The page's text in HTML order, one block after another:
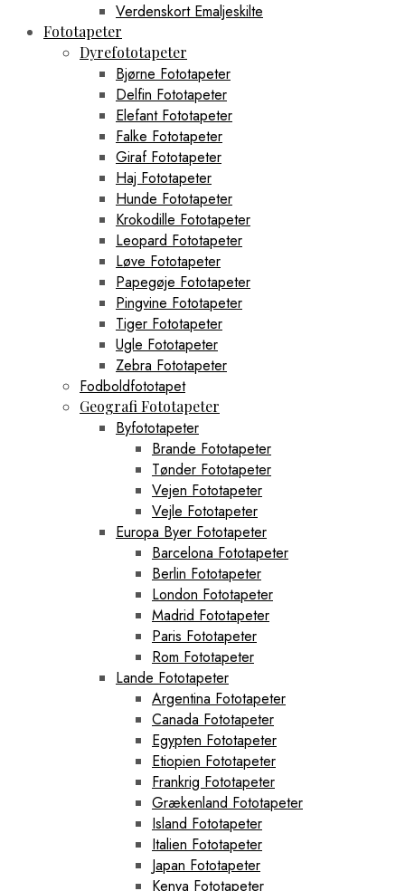
Verdenskort Emaljeskilte
Fototapeter
Dyrefototapeter
Bjørne Fototapeter
Delfin Fototapeter
Elefant Fototapeter
Falke Fototapeter
Giraf Fototapeter
Haj Fototapeter
Hunde Fototapeter
Krokodille Fototapeter
Leopard Fototapeter
Løve Fototapeter
Papegøje Fototapeter
Pingvine Fototapeter
Tiger Fototapeter
Ugle Fototapeter
Zebra Fototapeter
Fodboldfototapet
Geografi Fototapeter
Byfototapeter
Brande Fototapeter
Tønder Fototapeter
Vejen Fototapeter
Vejle Fototapeter
Europa Byer Fototapeter
Barcelona Fototapeter
Berlin Fototapeter
London Fototapeter
Madrid Fototapeter
Paris Fototapeter
Rom Fototapeter
Lande Fototapeter
Argentina Fototapeter
Canada Fototapeter
Egypten Fototapeter
Etiopien Fototapeter
Frankrig Fototapeter
Grækenland Fototapeter
Island Fototapeter
Italien Fototapeter
Japan Fototapeter
Kenya Fototapeter